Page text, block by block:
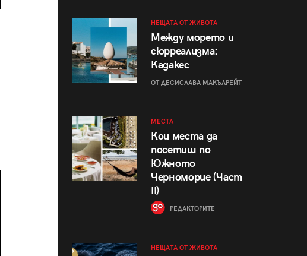
НЕЩАТА ОТ ЖИВОТА
Между морето и
сюрреализма:
Кадакес
ОТ ДЕСИСЛАВА МАКЪЛРЕЙТ
МЕСТА
Кои места да
посетиш по
Южното
Черноморие (Част
II)
РЕДАКТОРИТЕ
НЕЩАТА ОТ ЖИВОТА